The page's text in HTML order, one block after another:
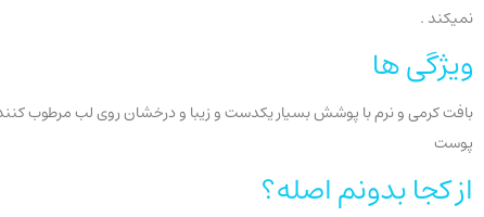
نمیکند .
ویژگی ها
بافت کرمی و نرم با پوشش بسیار یکدست و زیبا و درخشان روی لب مرطوب
پوست
از کجا بدونم اصله؟